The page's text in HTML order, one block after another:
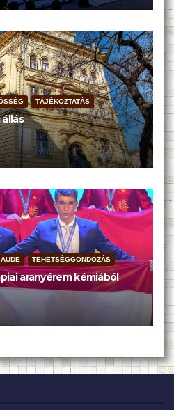
TÁJÉKOZTATÁS
TEHETSÉGGONDOZÁS
aranyérem kémiából